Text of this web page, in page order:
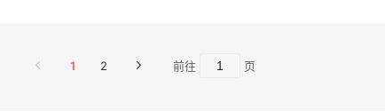
公司官方，以官网为准：
1 2 前往 页